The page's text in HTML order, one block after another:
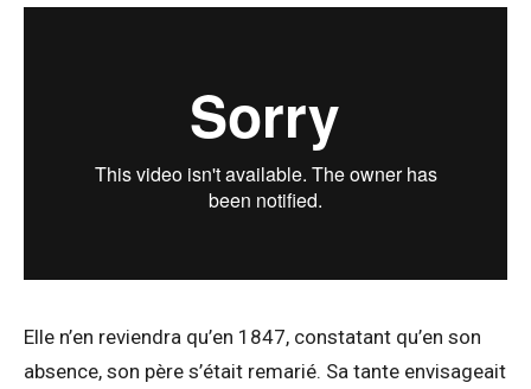
Elle n’en reviendra qu’en 1847, constatant qu’en son
absence, son père s’était remarié. Sa tante envisageait